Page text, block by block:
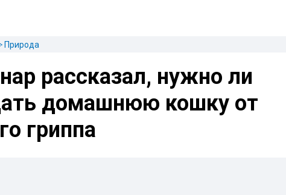
Природа
рассказал, нужно ли
домашнюю кошку от
гриппа